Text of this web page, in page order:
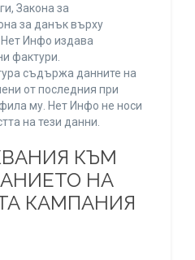
Закона за
за данък върху
Инфо издава
фактури.
съдържа данните на
от последния при
му. Нет Инфо не носи
на тези данни.
КЪМ
НА
КАМПАНИЯ